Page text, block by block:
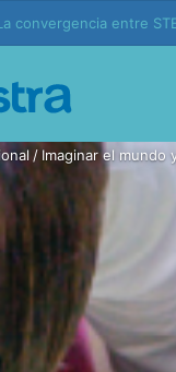
conectadas:
/Imaginar el mundo